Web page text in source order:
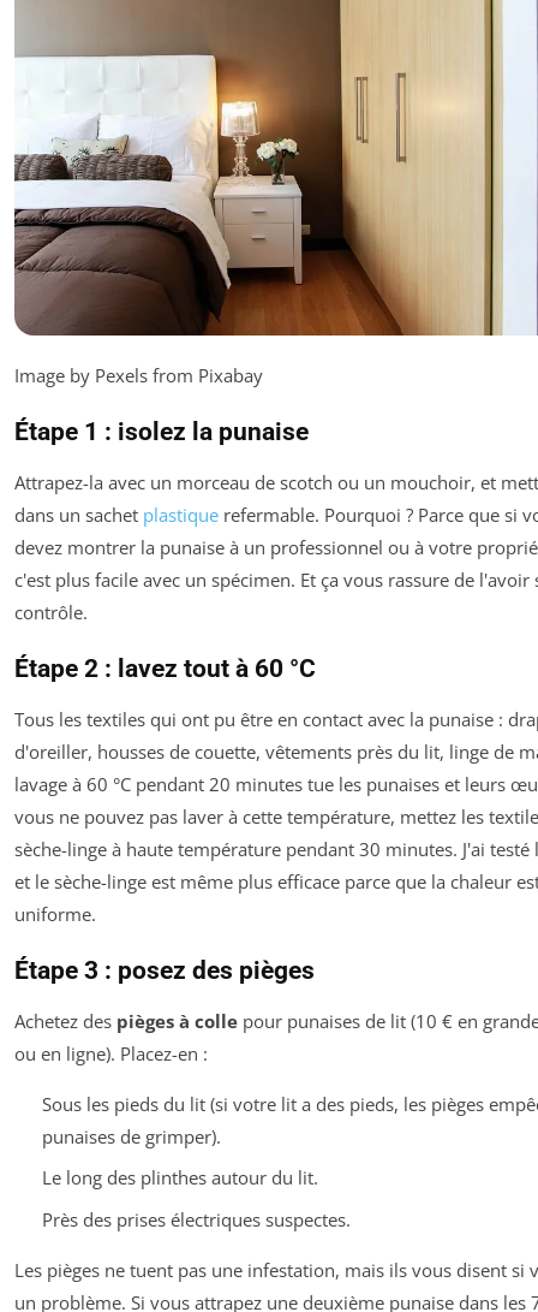
Image by Pexels from Pixabay
Étape 1 : isolez la punaise
Attrapez-la avec un morceau de scotch ou un mouchoir, et
dans un sachet plastique refermable. Pourquoi ? Parce que si
devez montrer la punaise à un professionnel ou à votre
c'est plus facile avec un spécimen. Et ça vous rassure de l'avoir
contrôle.
Étape 2 : lavez tout à 60 °C
Tous les textiles qui ont pu être en contact avec la punaise :
d'oreiller, housses de couette, vêtements près du lit, linge de
lavage à 60 °C pendant 20 minutes tue les punaises et leurs
vous ne pouvez pas laver à cette température, mettez les
sèche-linge à haute température pendant 30 minutes. J'ai testé
et le sèche-linge est même plus efficace parce que la chaleur
uniforme.
Étape 3 : posez des pièges
Achetez des pièges à colle pour punaises de lit (10 € en
ou en ligne). Placez-en :
Sous les pieds du lit (si votre lit a des pieds, les pièges
punaises de grimper).
Le long des plinthes autour du lit.
Près des prises électriques suspectes.
Les pièges ne tuent pas une infestation, mais ils vous disent si
un problème. Si vous attrapez une deuxième punaise dans les